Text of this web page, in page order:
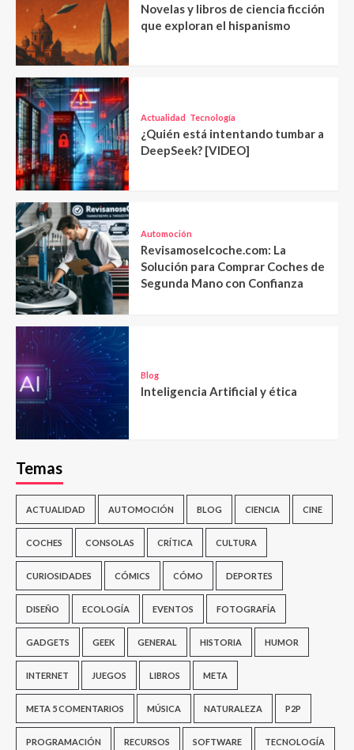
Novelas y libros de ciencia ficción
que exploran el hispanismo
Actualidad Tecnología
¿Quién está intentando tumbar a
DeepSeek? [VIDEO]
Automoción
Revisamoselcoche.com: La
Solución para Comprar Coches de
Segunda Mano con Confianza
Blog
Inteligencia Artificial y ética
Temas
ACTUALIDAD AUTOMOCIÓN BLOG CIENCIA CINE
COCHES CONSOLAS CRÍTICA CULTURA
CURIOSIDADES CÓMICS CÓMO DEPORTES
DISEÑO ECOLOGÍA EVENTOS FOTOGRAFÍA
GADGETS GEEK GENERAL HISTORIA HUMOR
INTERNET JUEGOS LIBROS META
META 5 COMENTARIOS MÚSICA NATURALEZA P2P
PROGRAMACIÓN RECURSOS SOFTWARE TECNOLOGÍA